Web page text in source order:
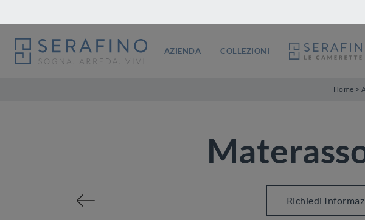
AZIENDA COLLEZIONI
Home >
Richiedi